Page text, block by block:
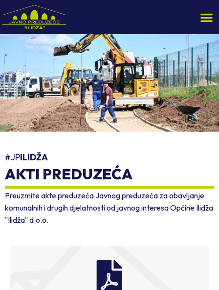
#JPILIDŽA
AKTI PREDUZEĆA
Preuzmite akte preduzeća Javnog preduzeća za obavljanje
komunalnih i drugih djelatnosti od javnog interesa Općine Ilidža
"Ilidža" d.o.o.